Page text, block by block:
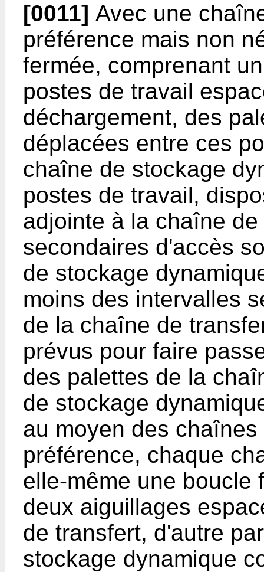
[0011] Avec une
préférence mais non
fermée, comprenant
postes de travail
déchargement, des
déplacées entre ces
chaîne de stockage
postes de travail,
adjointe à la chaîne
secondaires d'accès
de stockage
moins des intervalles
de la chaîne de
prévus pour faire
des palettes de la
de stockage
au moyen des
préférence, chaque
elle-même une boucle
deux aiguillages
de transfert, d'autre
stockage dynamique